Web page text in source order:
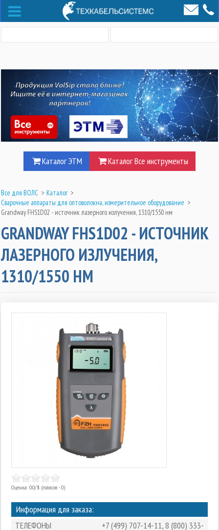
Каталог ЭТМ Каталог Все инструменты
Все для ВОЛС > Каталог >
Сварочные аппараты для оптоволокна, измерительное оборудование >
Grandway FHS1D02 - источник лазерного излучения, 1310/1550 нм
GRANDWAY FHS1D02 - ИСТОЧНИК
ЛАЗЕРНОГО ИЗЛУЧЕНИЯ,
1310/1550 НМ
Оценка: 0.0/5 (голосов - 0)
Информация для заказа:
ТЕЛЕФОНЫ
+7 (499) 707-14-11,8 (800) 333-